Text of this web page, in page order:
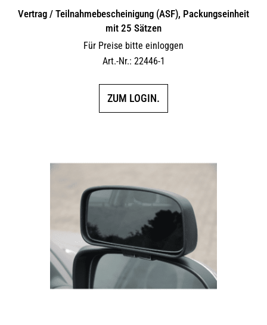
Vertrag / Teilnahme­bescheinigung (ASF), Packungseinheit
mit 25 Sätzen
Für Preise bitte einloggen
Art.-Nr.: 22446-1
ZUM LOGIN.